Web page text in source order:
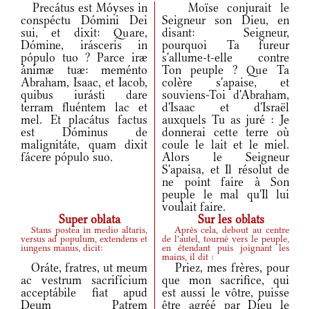
Precátus est Móyses in
conspéctu Dómini Dei
sui, et dixit: Quare,
Dómine, irásceris in
pópulo tuo ? Parce iræ
ánimæ tuæ: meménto
Abraham, Isaac, et Iacob,
quibus iurásti dare
terram fluéntem lac et
mel. Et placátus factus
est Dóminus de
malignitáte, quam dixit
fácere pópulo suo.
Moïse conjurait le
Seigneur son Dieu, en
disant: Seigneur,
pourquoi Ta fureur
s'allume-t-elle contre
Ton peuple ? Que Ta
colère s'apaise, et
souviens-Toi d'Abraham,
d'Isaac et d'Israël
auxquels Tu as juré : Je
donnerai cette terre où
coule le lait et le miel.
Alors le Seigneur
S'apaisa, et Il résolut de
ne point faire à Son
peuple le mal qu'Il lui
voulait faire.
Super oblata
Sur les oblats
Stans postea in medio altaris,
versus ad populum, extendens et
iungens manus, dicit:
Après cela, debout au centre
de l'autel, tourné vers le peuple,
en étendant puis joignant les
mains, il dit :
Oráte, fratres, ut meum
ac vestrum sacrifícium
acceptábile fiat apud
Deum Patrem
Priez, mes frères, pour
que mon sacrifice, qui
est aussi le vôtre, puisse
être agréé par Dieu le